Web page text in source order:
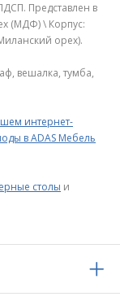
Представлен в
(МДФ) \ Корпус:
орех).
вешалка, тумба,
интернет-
в ADAS Мебель
столы и